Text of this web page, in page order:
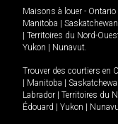
Maisons à louer - Ontario
Manitoba | Saskatchewan
| Territoires du Nord-
Yukon | Nunavut.
Trouver des courtiers en
| Manitoba |
Labrador | Territoires du
Édouard | Yukon |